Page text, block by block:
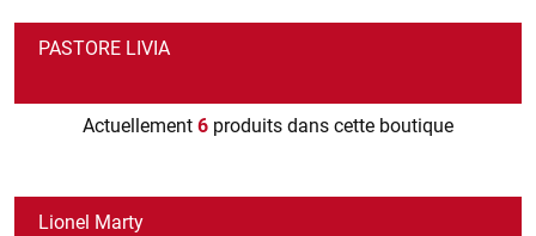
PASTORE LIVIA
Actuellement 6 produits dans cette boutique
Lionel Marty